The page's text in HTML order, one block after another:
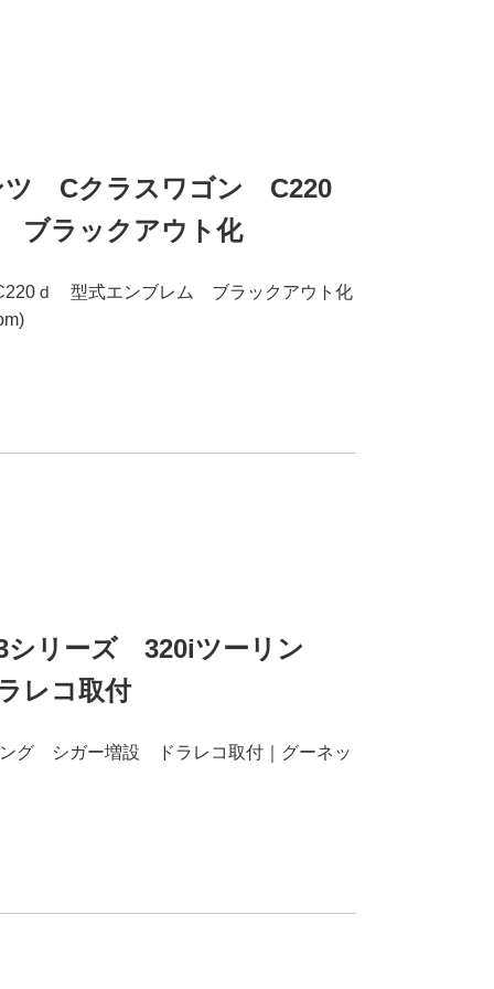
ツ Cクラスワゴン C220
ラックアウト化
ｄ 型式エンブレム ブラックアウト化
リーズ 320iツーリン
レコ取付
グ シガー増設 ドラレコ取付｜グーネッ